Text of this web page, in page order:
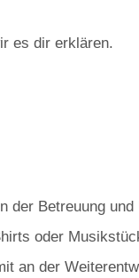
es dir erklären.
der Betreuung
oder
an der